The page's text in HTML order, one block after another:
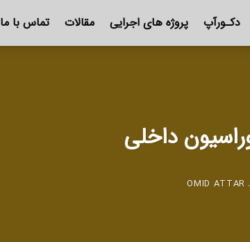
دکـورآپ پروژه های اجرایی مقالات تماس با ما
داخلی
OMID ATTAR